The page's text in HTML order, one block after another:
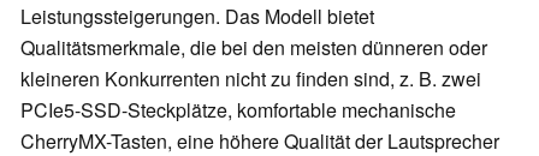
Leistungssteigerungen. Das Modell bietet
Qualitätsmerkmale, die bei den meisten dünneren oder
kleineren Konkurrenten nicht zu finden sind, z. B. zwei
PCIe5-SSD-Steckplätze, komfortable mechanische
CherryMX-Tasten, eine höhere Qualität der Lautsprecher